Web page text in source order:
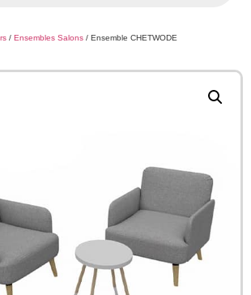
/ Ensembles Salons / Ensemble CHETWODE